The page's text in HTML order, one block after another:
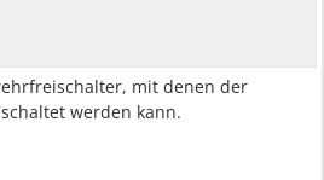
mit denen der
werden kann.